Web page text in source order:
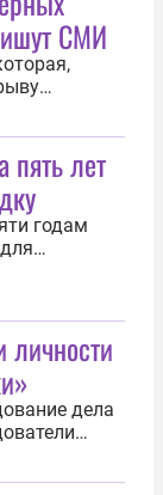
СМИ
на тот
Об этом
пять лет
годам
ФСБ
суд.
личности
дела
Об этом
ссылкой на